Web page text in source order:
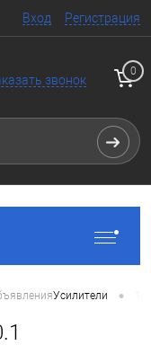
Вход Регистрация
звонок
0
Усилители •